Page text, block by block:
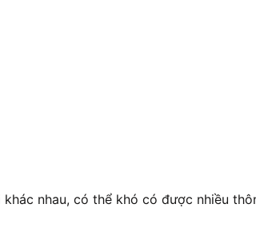
nhau, có thể khó có được nhiều